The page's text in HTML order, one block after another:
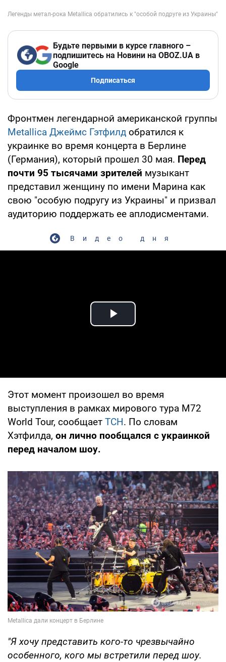
Будьте первыми в курсе главного –
подпишитесь на Новини на OBOZ.UA в
Google
Подписаться
Фронтмен легендарной американской группы
Metallica Джеймс Гэтфилд обратился к
украинке во время концерта в Берлине
(Германия), который прошел 30 мая. Перед
почти 95 тысячами зрителей музыкант
представил женщину по имени Марина как
свою "особую подругу из Украины" и призвал
аудиторию поддержать ее аплодисментами.
Видео дня
Play Video
Этот момент произошел во время
выступления в рамках мирового тура M72
World Tour, сообщает ТСН. По словам
Хэтфилда, он лично пообщался с украинкой
перед началом шоу.
"Я хочу представить кого-то чрезвычайно
особенного, кого мы встретили перед шоу.